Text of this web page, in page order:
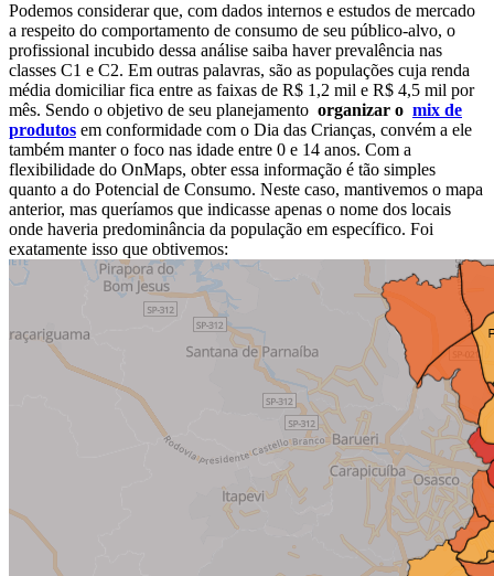
Podemos considerar que, com dados internos e estudos de mercado
a respeito do comportamento de consumo de seu público-alvo, o
profissional incubido dessa análise saiba haver prevalência nas
classes C1 e C2. Em outras palavras, são as populações cuja renda
média domiciliar fica entre as faixas de R$ 1,2 mil e R$ 4,5 mil por
mês. Sendo o objetivo de seu planejamento organizar o mix de
produtos em conformidade com o Dia das Crianças, convém a ele
também manter o foco nas idade entre 0 e 14 anos. Com a
flexibilidade do OnMaps, obter essa informação é tão simples
quanto a do Potencial de Consumo. Neste caso, mantivemos o mapa
anterior, mas queríamos que indicasse apenas o nome dos locais
onde haveria predominância da população em específico. Foi
exatamente isso que obtivemos: